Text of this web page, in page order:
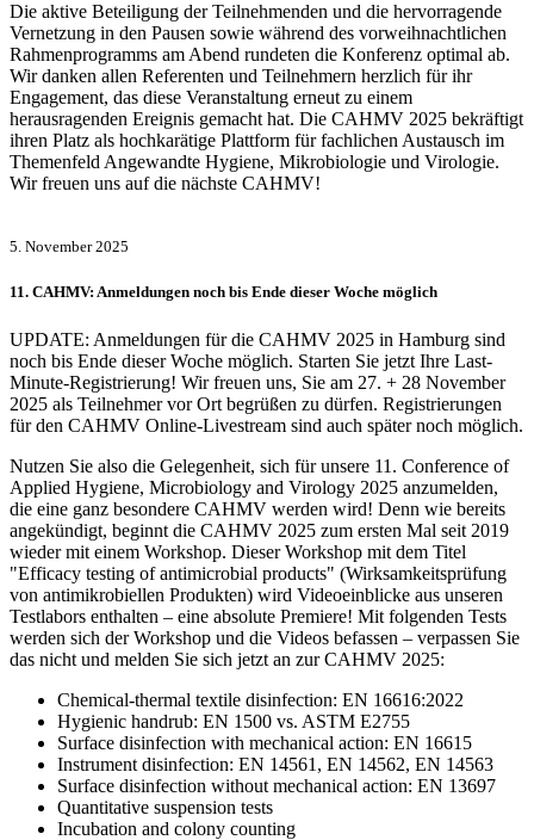
Die aktive Beteiligung der Teilnehmenden und die hervorragende
Vernetzung in den Pausen sowie während des vorweihnachtlichen
Rahmenprogramms am Abend rundeten die Konferenz optimal ab.
Wir danken allen Referenten und Teilnehmern herzlich für ihr
Engagement, das diese Veranstaltung erneut zu einem
herausragenden Ereignis gemacht hat. Die CAHMV 2025 bekräftigt
ihren Platz als hochkarätige Plattform für fachlichen Austausch im
Themenfeld Angewandte Hygiene, Mikrobiologie und Virologie.
Wir freuen uns auf die nächste CAHMV!
5. November 2025
11. CAHMV: Anmeldungen noch bis Ende dieser Woche möglich
UPDATE: Anmeldungen für die CAHMV 2025 in Hamburg sind
noch bis Ende dieser Woche möglich. Starten Sie jetzt Ihre Last-
Minute-Registrierung! Wir freuen uns, Sie am 27. + 28 November
2025 als Teilnehmer vor Ort begrüßen zu dürfen. Registrierungen
für den CAHMV Online-Livestream sind auch später noch möglich.
Nutzen Sie also die Gelegenheit, sich für unsere 11. Conference of
Applied Hygiene, Microbiology and Virology 2025 anzumelden,
die eine ganz besondere CAHMV werden wird! Denn wie bereits
angekündigt, beginnt die CAHMV 2025 zum ersten Mal seit 2019
wieder mit einem Workshop. Dieser Workshop mit dem Titel
"Efficacy testing of antimicrobial products" (Wirksamkeitsprüfung
von antimikrobiellen Produkten) wird Videoeinblicke aus unseren
Testlabors enthalten – eine absolute Premiere! Mit folgenden Tests
werden sich der Workshop und die Videos befassen – verpassen Sie
das nicht und melden Sie sich jetzt an zur CAHMV 2025:
Chemical-thermal textile disinfection: EN 16616:2022
Hygienic handrub: EN 1500 vs. ASTM E2755
Surface disinfection with mechanical action: EN 16615
Instrument disinfection: EN 14561, EN 14562, EN 14563
Surface disinfection without mechanical action: EN 13697
Quantitative suspension tests
Incubation and colony counting